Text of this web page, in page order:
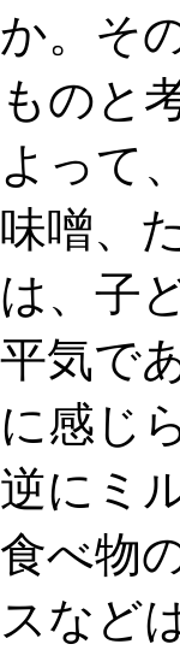
か。そ
ものと
よって
味噌、
は、子
平気で
に感じ
逆にミ
食べ物
スなど